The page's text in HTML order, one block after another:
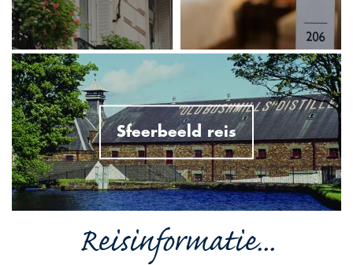
Sfeerbeeld reis
Reisinformatie...